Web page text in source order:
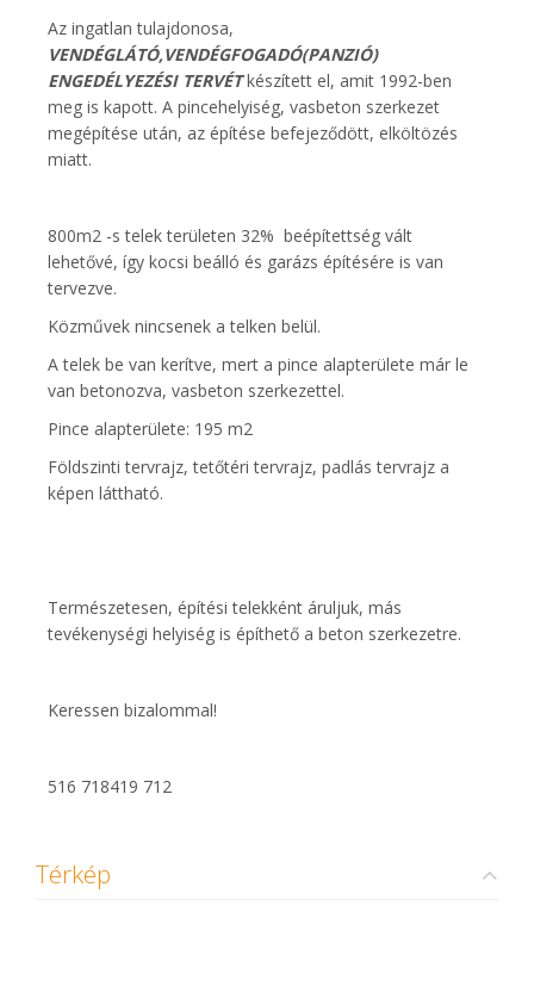
Az ingatlan tulajdonosa,
VENDÉGLÁTÓ,VENDÉGFOGADÓ(PANZIÓ)
ENGEDÉLYEZÉSI TERVÉTkészített el, amit 1992-ben
meg is kapott. A pincehelyiség, vasbeton szerkezet
megépítése után, az építése befejeződött, elköltözés
miatt.
800m2 -s telek területen 32% beépítettség vált
lehetővé, így kocsi beálló és garázs építésére is van
tervezve.
Közművek nincsenek a telken belül.
A telek be van kerítve, mert a pince alapterülete már le
van betonozva, vasbeton szerkezettel.
Pince alapterülete: 195 m2
Földszinti tervrajz, tetőtéri tervrajz, padlás tervrajz a
képen láttható.
Természetesen, építési telekként áruljuk, más
tevékenységi helyiség is építhető a beton szerkezetre.
Keressen bizalommal!
516 718419 712
Térkép